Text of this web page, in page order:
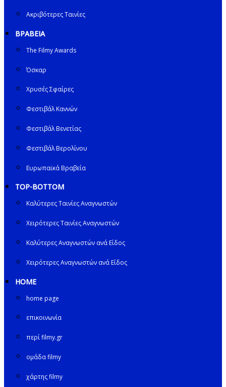
Ακριβότερες Ταινίες
ΒΡΑΒΕΙΑ
The Filmy Awards
Όσκαρ
Χρυσές Σφαίρες
Φεστιβάλ Καννών
Φεστιβάλ Βενετίας
Φεστιβάλ Βερολίνου
Ευρωπαϊκά Βραβεία
TOP-BOTTOM
Καλύτερες Ταινίες Αναγνωστών
Χειρότερες Ταινίες Αναγνωστών
Καλύτερες Αναγνωστών ανά Είδος
Χειρότερες Αναγνωστών ανά Είδος
HOME
home page
επικοινωνία
περί filmy.gr
ομάδα filmy
χάρτης filmy